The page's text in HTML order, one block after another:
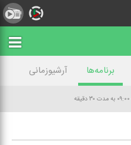
برنامه‌ها
آرشیوزمانی
به مدت ۳۰ دقیقه